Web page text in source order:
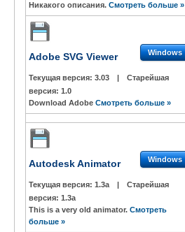
Никакого описания. Смотреть больше »
Adobe SVG Viewer Windows
Текущая версия: 3.03 |
Старейшая
версия: 1.0
Download Adobe Смотреть больше »
Autodesk Animator Windows
Текущая версия: 1.3a |
Старейшая
версия: 1.3a
This is a very old animator. Смотреть
больше »